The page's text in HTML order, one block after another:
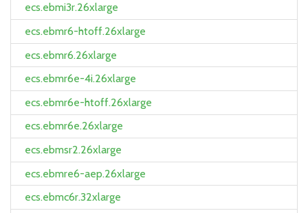
ecs.ebmi3r.26xlarge
ecs.ebmr6-htoff.26xlarge
ecs.ebmr6.26xlarge
ecs.ebmr6e-4i.26xlarge
ecs.ebmr6e-htoff.26xlarge
ecs.ebmr6e.26xlarge
ecs.ebmsr2.26xlarge
ecs.ebmre6-aep.26xlarge
ecs.ebmc6r.32xlarge